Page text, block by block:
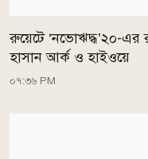
রুয়েটে ‘নভোঋদ্ধ’২০-এর
হাসান আর্ক ও হাইওয়ে
০৭:৩৬ PM